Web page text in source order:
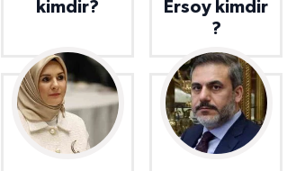
kimdir?
Ersoy kimdir
?